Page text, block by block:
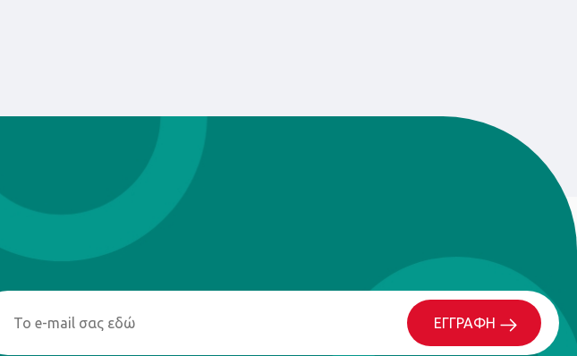
μέχρι μοντέρνα και τρέντι. Το κάθε προϊόν είναι κατασκευασμένο
από υλικά υψηλής ποιότητας που είναι ασφαλή για τα παιδιά,
εξασφαλίζοντας ότι μπορούν να το χρησιμοποιούν με ασφάλεια
στο σπίτι. Με έναν τόσο πλούσιο κατάλογο επιλογών, η Camelino
καθιστά εύκολο για τα παιδιά να εξατομικεύσουν την εμπειρία
παιχνιδιού τους και να αναπτύξουν μια μοναδική σχέση με τις
κούκλες τους, καλλιεργώντας αξίες και δεξιότητες που θα τους
συνοδεύουν σε όλη τους τη ζωή.
ΕΓΓΡΑΦΗ